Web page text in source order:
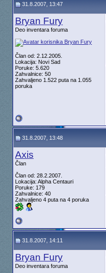
31.8.2007, 13:47
Bryan Fury
Deo inventara foruma
Član od: 2.12.2005.
Lokacija: Novi Sad
Poruke: 5.620
Zahvalnice: 50
Zahvaljeno 1.522 puta na 1.055
poruka
31.8.2007, 13:48
Axis
Član
Član od: 28.2.2007.
Lokacija: Alpha Centauri
Poruke: 179
Zahvalnice: 40
Zahvaljeno 4 puta na 4 poruka
31.8.2007, 14:11
Bryan Fury
Deo inventara foruma